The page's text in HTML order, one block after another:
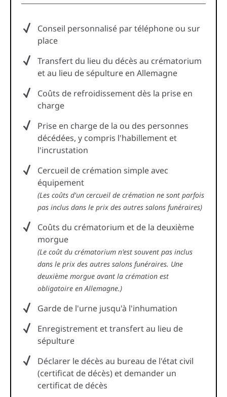
Conseil personnalisé par téléphone ou sur
place
Transfert du lieu du décès au crématorium
et au lieu de sépulture en Allemagne
Coûts de refroidissement dès la prise en
charge
Prise en charge de la ou des personnes
décédées, y compris l'habillement et
l'incrustation
Cercueil de crémation simple avec
équipement
(Les coûts d'un cercueil de crémation ne sont parfois
pas inclus dans le prix des autres salons funéraires)
Coûts du crématorium et de la deuxième
morgue
(Le coût du crématorium n'est souvent pas inclus
dans le prix des autres salons funéraires. Une
deuxième morgue avant la crémation est
obligatoire en Allemagne.)
Garde de l'urne jusqu'à l'inhumation
Enregistrement et transfert au lieu de
sépulture
Déclarer le décès au bureau de l'état civil
(certificat de décès) et demander un
certificat de décès